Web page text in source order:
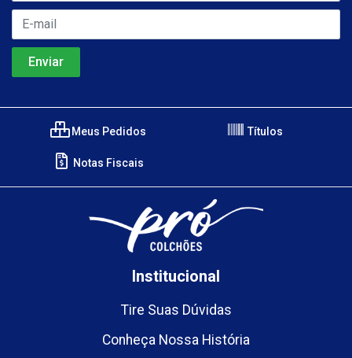
Meus Pedidos Títulos
Notas Fiscais
Institucional
Tire Suas Dúvidas
Conheça Nossa História